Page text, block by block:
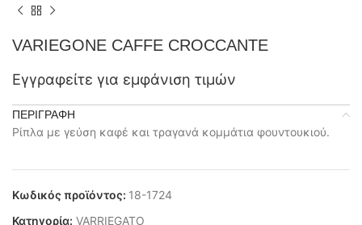
VARIEGONE CAFFE CROCCANTE
Εγγραφείτε για εμφάνιση τιμών
ΠΕΡΙΓΡΑΦΉ
Ρίπλα με γεύση καφέ και τραγανά κομμάτια φουντουκιού.
Κωδικός προϊόντος: 18-1724
Κατηγορία: VARRIEGATO